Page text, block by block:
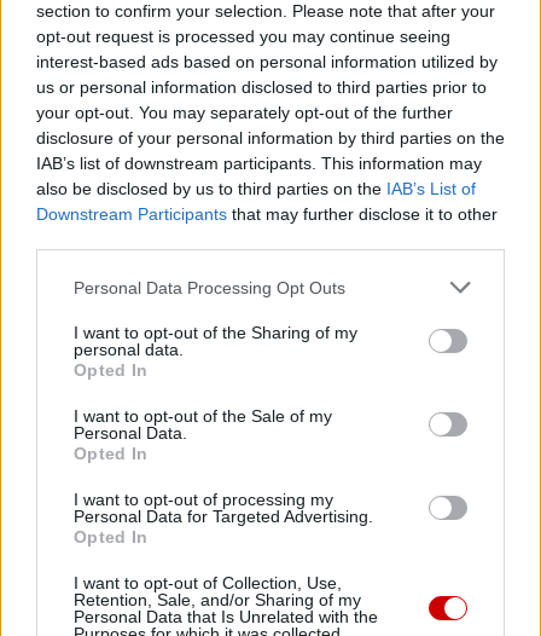
section to confirm your selection. Please note that after your
opt-out request is processed you may continue seeing
interest-based ads based on personal information utilized by
us or personal information disclosed to third parties prior to
your opt-out. You may separately opt-out of the further
disclosure of your personal information by third parties on the
IAB’s list of downstream participants. This information may
also be disclosed by us to third parties on the IAB’s List of
Downstream Participants that may further disclose it to other
Personal Data Processing Opt Outs
I want to opt-out of the Sharing of my
personal data.
Opted In
I want to opt-out of the Sale of my
Personal Data.
Opted In
I want to opt-out of processing my
Personal Data for Targeted Advertising.
Opted In
I want to opt-out of Collection, Use,
Retention, Sale, and/or Sharing of my
Personal Data that Is Unrelated with the
Drogi Czytelniku,
cieszymy się, że odwiedzasz nasz portal. Jesteśmy
tu dla Ciebie!
Każdego dnia publikujemy najważniejsze
Jednak bez Twojej pomocy sprostanie temu
zadaniu będzie coraz trudniejsze.
Dlatego prosimy Cię o
wsparcie portalu eKAI.pl za
Dzięki Tobie będziemy mogli realizować naszą
misję. Więcej informacji znajdziesz
Facebook